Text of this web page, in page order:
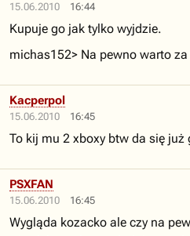
15.06.2010 16:44
Kupuje go jak tylko wyjdzie.
michas152> Na pewno warto
15.06.2010 16:45
Kacperpol
To kij mu 2 xboxy btw da się już
15.06.2010 16:45
PSXFAN
Wygląda kozacko ale czy na